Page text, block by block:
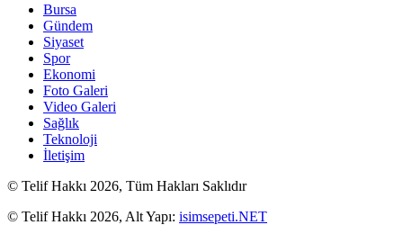
Bursa
Gündem
Siyaset
Spor
Ekonomi
Foto Galeri
Video Galeri
Sağlık
Teknoloji
İletişim
© Telif Hakkı 2026, Tüm Hakları Saklıdır
© Telif Hakkı 2026, Alt Yapı: isimsepeti.NET